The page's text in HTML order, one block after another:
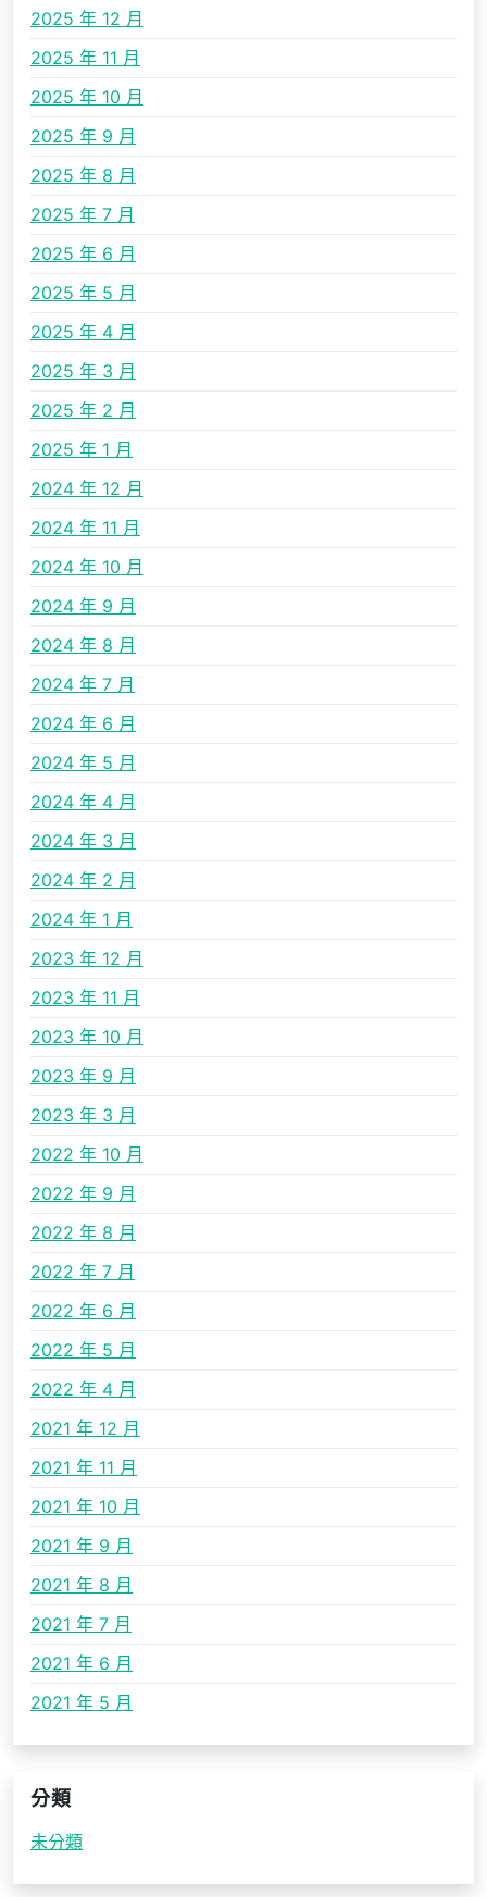
2025 年 12 月
2025 年 11 月
2025 年 10 月
2025 年 9 月
2025 年 8 月
2025 年 7 月
2025 年 6 月
2025 年 5 月
2025 年 4 月
2025 年 3 月
2025 年 2 月
2025 年 1 月
2024 年 12 月
2024 年 11 月
2024 年 10 月
2024 年 9 月
2024 年 8 月
2024 年 7 月
2024 年 6 月
2024 年 5 月
2024 年 4 月
2024 年 3 月
2024 年 2 月
2024 年 1 月
2023 年 12 月
2023 年 11 月
2023 年 10 月
2023 年 9 月
2023 年 3 月
2022 年 10 月
2022 年 9 月
2022 年 8 月
2022 年 7 月
2022 年 6 月
2022 年 5 月
2022 年 4 月
2021 年 12 月
2021 年 11 月
2021 年 10 月
2021 年 9 月
2021 年 8 月
2021 年 7 月
2021 年 6 月
2021 年 5 月
分類
未分類